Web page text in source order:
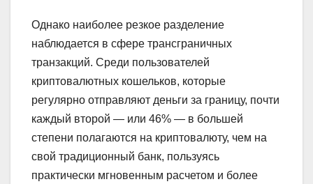
Однако наиболее резкое разделение
наблюдается в сфере трансграничных
транзакций. Среди пользователей
криптовалютных кошельков, которые
регулярно отправляют деньги за границу, почти
каждый второй — или 46% — в большей
степени полагаются на криптовалюту, чем на
свой традиционный банк, пользуясь
практически мгновенным расчетом и более